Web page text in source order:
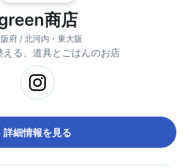
商店
府 / 北河内・東大阪
える、道具とごはんのお店
詳細情報を見る